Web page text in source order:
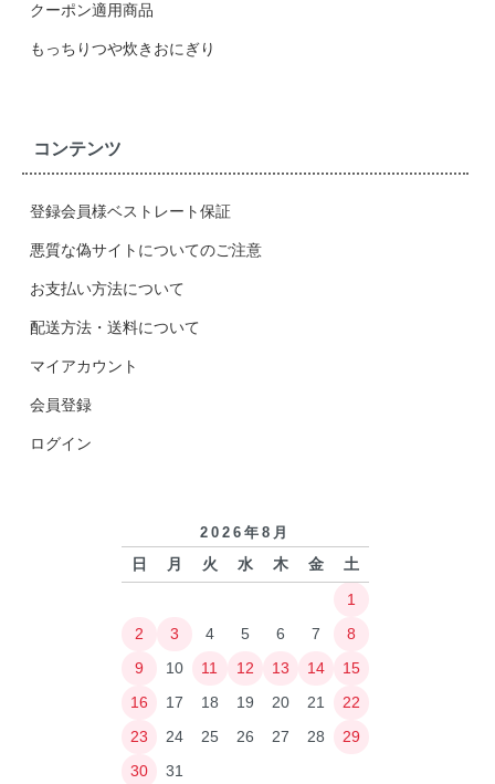
クーポン適用商品
もっちりつや炊きおにぎり
コンテンツ
登録会員様ベストレート保証
悪質な偽サイトについてのご注意
お支払い方法について
配送方法・送料について
マイアカウント
会員登録
ログイン
2026年8月
日 月 火 水 木 金
土
1
2
3 4 5 6 7
8
9
10 11 12 13 14
15
16
17 18 19 20 21
22
23
24 25 26 27 28
29
30
31